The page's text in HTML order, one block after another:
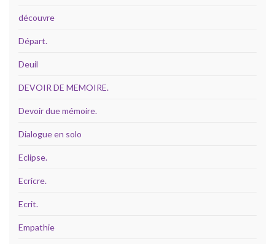
découvre
Départ.
Deuil
DEVOIR DE MEMOIRE.
Devoir due mémoire.
Dialogue en solo
Eclipse.
Ecricre.
Ecrit.
Empathie